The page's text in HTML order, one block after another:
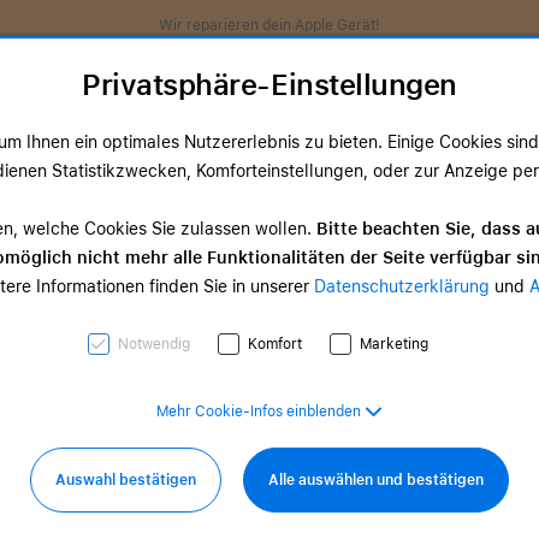
Wir reparieren dein Apple Gerät!
TV & Home Zubehör Services
Zubehör
Zubehör
Privatsphäre-Einstellungen
Ihnen ein optimales Nutzererlebnis zu bieten. Einige Cookies
Statistikzwecken, Komforteinstellungen, oder zur Anzeige
welche Cookies Sie zulassen wollen. Bitte beachten Sie, dass
nicht mehr alle Funktionalitäten der Seite verfügbar
Informationen finden Sie in unserer Datenschutzerklärung und
Notwendig Komfort Marketing
Mehr Cookie-Infos einblenden
Auswahl bestätigen Alle auswählen und bestätigen